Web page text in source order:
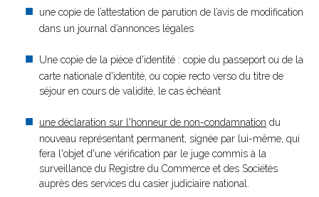
une copie de l’attestation de parution de l’avis de modification
dans un journal d’annonces légales
Une copie de la pièce d'identité : copie du passeport ou de la
carte nationale d'identité, ou copie recto verso du titre de
séjour en cours de validité, le cas échéant
une déclaration sur l'honneur de non-condamnation du
nouveau représentant permanent, signée par lui-même, qui
fera l'objet d'une vérification par le juge commis à la
surveillance du Registre du Commerce et des Sociétés
auprès des services du casier judiciaire national.